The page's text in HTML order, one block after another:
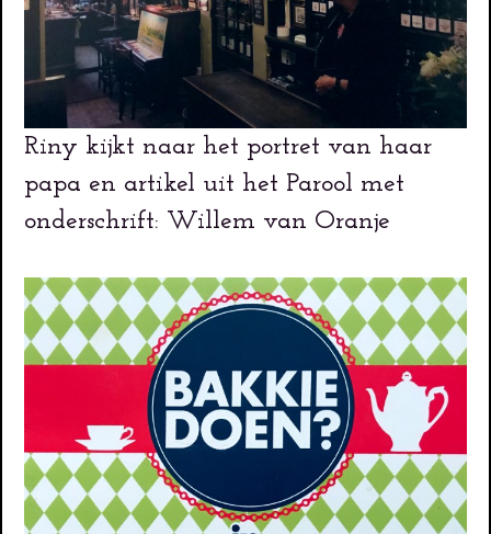
Riny kijkt naar het portret van haar
papa en artikel uit het Parool met
onderschrift: Willem van Oranje